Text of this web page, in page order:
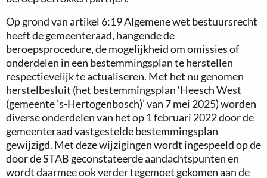
Op grond van artikel 6:19 Algemene wet bestuursrecht
heeft de gemeenteraad, hangende de
beroepsprocedure, de mogelijkheid om omissies of
onderdelen in een bestemmingsplan te herstellen
respectievelijk te actualiseren. Met het nu genomen
herstelbesluit (het bestemmingsplan ‘Heesch West
(gemeente ’s-Hertogenbosch)’ van 7 mei 2025) worden
diverse onderdelen van het op 1 februari 2022 door de
gemeenteraad vastgestelde bestemmingsplan
gewijzigd. Met deze wijzigingen wordt ingespeeld op de
door de STAB geconstateerde aandachtspunten en
wordt daarmee ook verder tegemoet gekomen aan de